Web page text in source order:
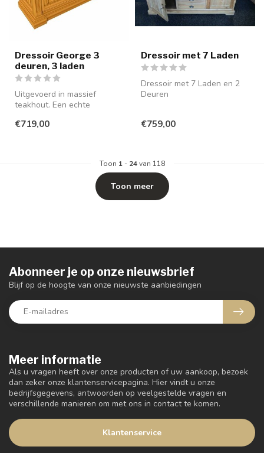
Dressoir George 3
deuren, 3 laden
Uitgevoerd in massief
teakhout. Een echte
€719,00
Dressoir met 7 Laden
Dressoir met 7 Laden en 2
Deuren
€759,00
Toon 1- 24van 118
Toon meer
Meer informatie
Als u vragen heeft over onze producten of uw aankoop, bezoek
dan zeker onze klantenservicepagina. Hier vindt u onze
bedrijfsgegevens, antwoorden op veelgestelde vragen en
verschillende manieren om met ons in contact te komen.
Klantenservice
Abonneer je op onze nieuwsbrief
Blijf op de hoogte van onze nieuwste aanbiedingen